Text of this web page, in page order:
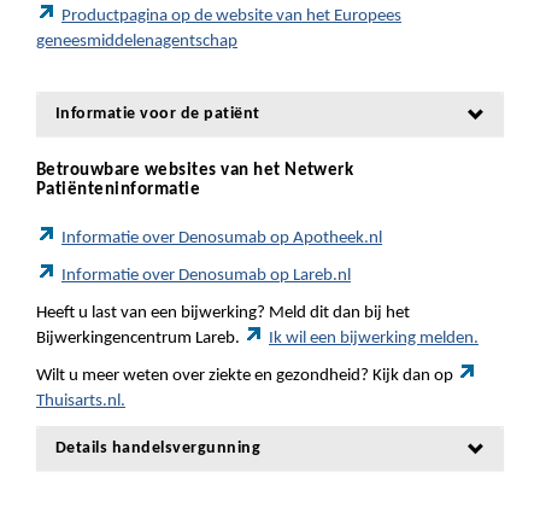
Productpagina op de website van het Europees
geneesmiddelenagentschap
Informatie voor de patiënt
Betrouwbare websites van het Netwerk
Patiënteninformatie
Informatie over Denosumab op Apotheek.nl
Informatie over Denosumab op Lareb.nl
Heeft u last van een bijwerking? Meld dit dan bij het
Bijwerkingencentrum Lareb.
Ik wil een bijwerking melden.
Wilt u meer weten over ziekte en gezondheid? Kijk dan op
Thuisarts.nl.
Details handelsvergunning